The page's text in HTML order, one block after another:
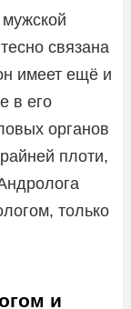
связана
имеет ещё и
в его
органов
плоти,
только
и